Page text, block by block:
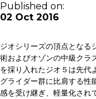
Published on:
02 Oct 2016
ジオシリーズの頂点となる
術およびオゾンの中級クラ
を採り入れたジオ５は先代
グライダー群に比肩する性
感を受け継ぎ、軽量化され